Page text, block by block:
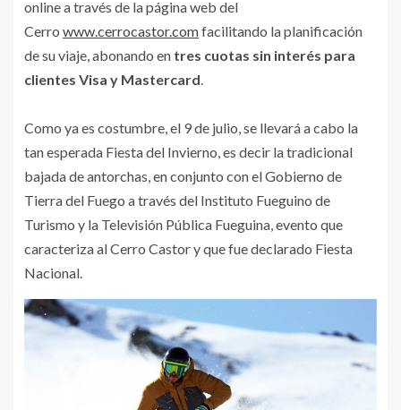
online a través de la página web del
Cerro www.cerrocastor.comfacilitando la planificación
de su viaje, abonando en tres cuotas sin interés para
clientes Visa y Mastercard.
Como ya es costumbre, el 9 de julio, se llevará a cabo la
tan esperada Fiesta del Invierno, es decir la tradicional
bajada de antorchas, en conjunto con el Gobierno de
Tierra del Fuego a través del Instituto Fueguino de
Turismo y la Televisión Pública Fueguina, evento que
caracteriza al Cerro Castor y que fue declarado Fiesta
Nacional.